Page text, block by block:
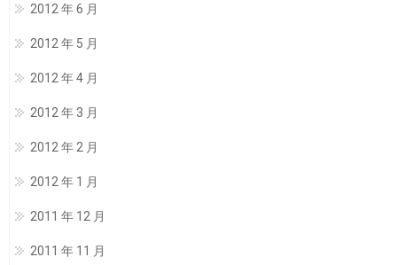
2012 年 6 月
2012 年 5 月
2012 年 4 月
2012 年 3 月
2012 年 2 月
2012 年 1 月
2011 年 12 月
2011 年 11 月